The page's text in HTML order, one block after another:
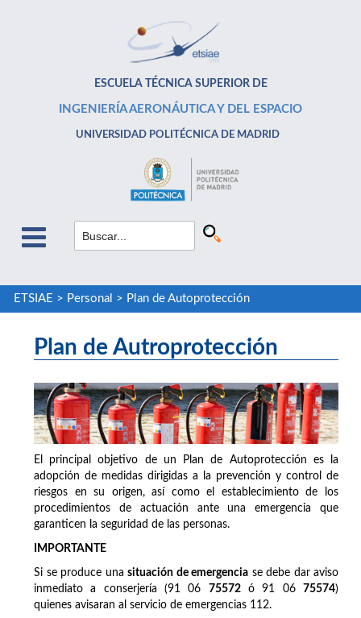
ESCUELA TÉCNICA SUPERIOR DE
INGENIERÍA AERONÁUTICA Y DEL ESPACIO
UNIVERSIDAD POLITÉCNICA DE MADRID
ETSIAE > Personal > Plan de Autoprotección
Plan de Autroprotección
El principal objetivo de un Plan de Autoprotección es la
adopción de medidas dirigidas a la prevención y control de
riesgos en su origen, así como el establecimiento de los
procedimientos de actuación ante una emergencia que
garanticen la seguridad de las personas.
IMPORTANTE
Si se produce una situación de emergencia se debe dar aviso
inmediato a conserjería (91 06 75572ó 91 06 75574)
quienes avisaran al servicio de emergencias 112.